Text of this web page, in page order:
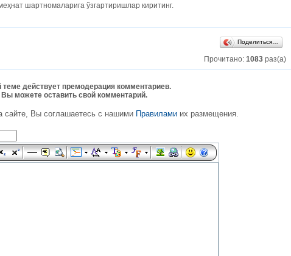
шартномаларига ўзгартиришлар киритинг.
Поделиться…
Прочитано: 1083 раз(а)
теме действует премодерация комментариев.
Вы можете оставить свой комментарий.
сайте, Вы соглашаетесь с нашими Правилами их размещения.